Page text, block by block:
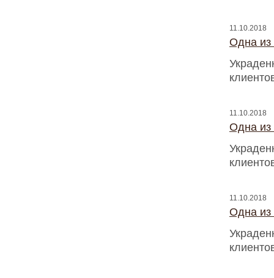
11.10.2018
Одна из
11.10.2018
Одна из
11.10.2018
Одна из